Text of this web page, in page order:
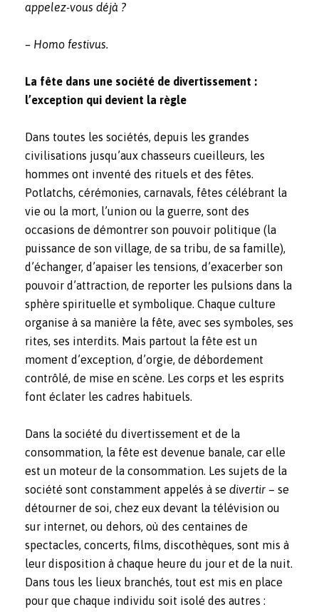
appelez-vous déjà ?
– Homo festivus.
La fête dans une société de divertissement :
l’exception qui devient la règle
Dans toutes les sociétés, depuis les grandes
civilisations jusqu’aux chasseurs cueilleurs, les
hommes ont inventé des rituels et des fêtes.
Potlatchs, cérémonies, carnavals, fêtes célébrant la
vie ou la mort, l’union ou la guerre, sont des
occasions de démontrer son pouvoir politique (la
puissance de son village, de sa tribu, de sa famille),
d’échanger, d’apaiser les tensions, d’exacerber son
pouvoir d’attraction, de reporter les pulsions dans la
sphère spirituelle et symbolique. Chaque culture
organise à sa manière la fête, avec ses symboles, ses
rites, ses interdits. Mais partout la fête est un
moment d’exception, d’orgie, de débordement
contrôlé, de mise en scène. Les corps et les esprits
font éclater les cadres habituels.
Dans la société du divertissement et de la
consommation, la fête est devenue banale, car elle
est un moteur de la consommation. Les sujets de la
société sont constamment appelés à se divertir – se
détourner de soi, chez eux devant la télévision ou
sur internet, ou dehors, où des centaines de
spectacles, concerts, films, discothèques, sont mis à
leur disposition à chaque heure du jour et de la nuit.
Dans tous les lieux branchés, tout est mis en place
pour que chaque individu soit isolé des autres :